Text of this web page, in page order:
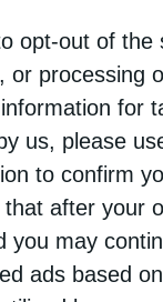
opt-out of the
or processing
for
us, please
to confirm
that after your
you may
ads based
Προηγούμενο
ΠΑΪΣΙΟΣ Ο
Επόμενο άρθρο
Ζακύνθου
τον Όσιο Ιάκωβο
ΔΕΙΤΕ ΕΠΙΣΗΣ